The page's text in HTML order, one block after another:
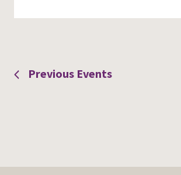
Previous Events